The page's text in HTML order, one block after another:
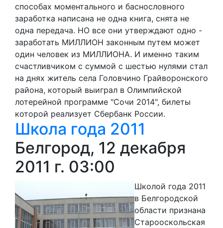
способах моментального и баснословного
заработка написана не одна книга, снята не
одна передача. НО все они утверждают одно -
заработать МИЛЛИОН законным путем может
один человек из МИЛЛИОНА. И именно таким
счастливчиком с суммой с шестью нулями стал
на днях житель села Головчино Грайворонского
района, который выиграл в Олимпийской
лотерейной программе "Сочи 2014", билеты
которой реализует Сбербанк России.
Школа года 2011
Белгород, 12 декабря
2011 г. 03:00
Школой года 2011
в Белгородской
области признана
Старооскольская